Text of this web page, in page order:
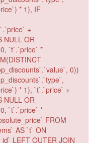
* 1), IF
+
NULL OR
`t`.`price` *
0))
* 1), `t`.`price` +
NULL OR
`t`.`price` *
FROM
AS `t` ON
LEFT OUTER JOIN